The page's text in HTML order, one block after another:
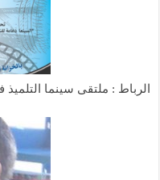
الرباط : ملتقى سينما التلميذ